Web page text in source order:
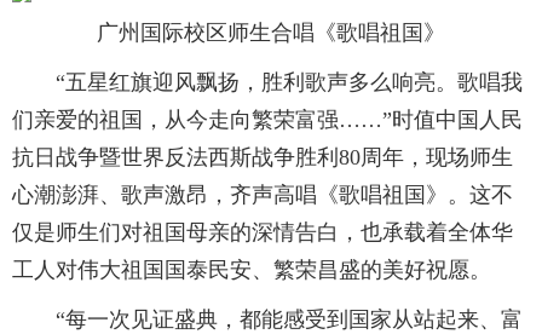
广州国际校区师生合唱《歌唱祖国》
“五星红旗迎风飘扬，胜利歌声多么响亮。歌唱我
们亲爱的祖国，从今走向繁荣富强……”时值中国人民
抗日战争暨世界反法西斯战争胜利80周年，现场师生
心潮澎湃、歌声激昂，齐声高唱《歌唱祖国》。这不
仅是师生们对祖国母亲的深情告白，也承载着全体华
工人对伟大祖国国泰民安、繁荣昌盛的美好祝愿。
“每一次见证盛典，都能感受到国家从站起来、富